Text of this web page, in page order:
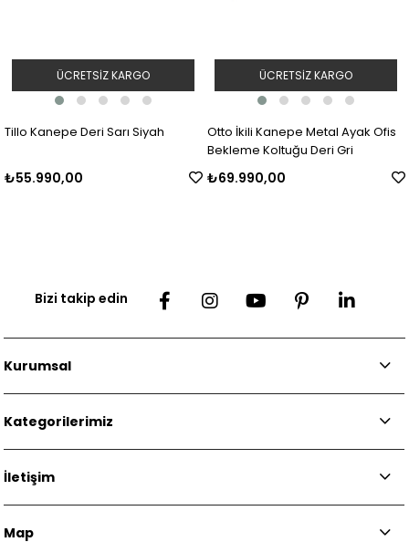
Otto İkili Kanepe Metal Ayak Ofis
₺69.990,00
ÜCRETSIZ KARGO
Proteo Kanepe Deri Sarı
₺82.990,00
ÜCRETSIZ KARGO
Bizi takip edin
Kurumsal
Kategorilerimiz
İletişim
Map